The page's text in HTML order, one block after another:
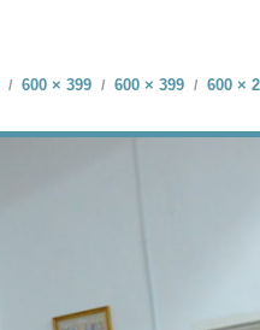
/ 600 × 399 / 600 × 399 / 600 ×